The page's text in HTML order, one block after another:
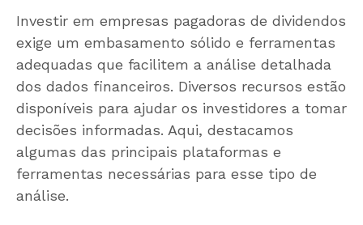
Investir em empresas pagadoras de dividendos
exige um embasamento sólido e ferramentas
adequadas que facilitem a análise detalhada
dos dados financeiros. Diversos recursos estão
disponíveis para ajudar os investidores a tomar
decisões informadas. Aqui, destacamos
algumas das principais plataformas e
ferramentas necessárias para esse tipo de
análise.